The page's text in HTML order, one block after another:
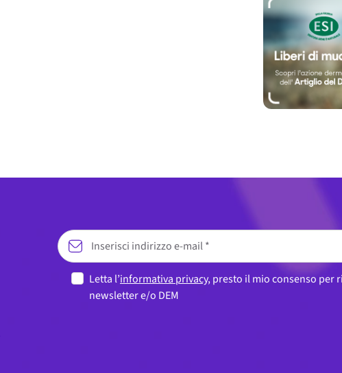
Letta l’informativa privacy, presto il mio consenso per
newsletter e/o DEM